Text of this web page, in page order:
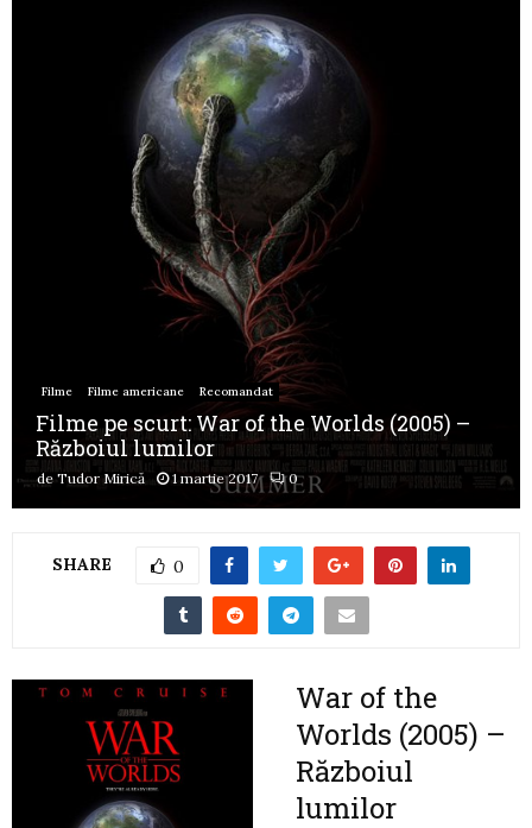
Filme Filme americane Recomandat
Filme pe scurt: War of the Worlds (2005) –
Războiul lumilor
de Tudor Mirică 1 martie 2017 0
SHARE 0
War of the
Worlds (2005) –
Războiul
lumilor